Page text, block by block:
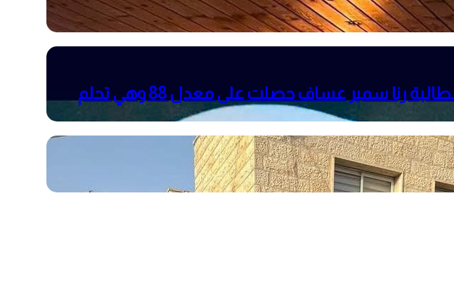
والدتها توفت بالسرطان أثناء تقديمها امتحان الثانوية العامة التجريبي ، الطالبة رنا سمير عساف حصلت على معدل 88 وهي تحلم